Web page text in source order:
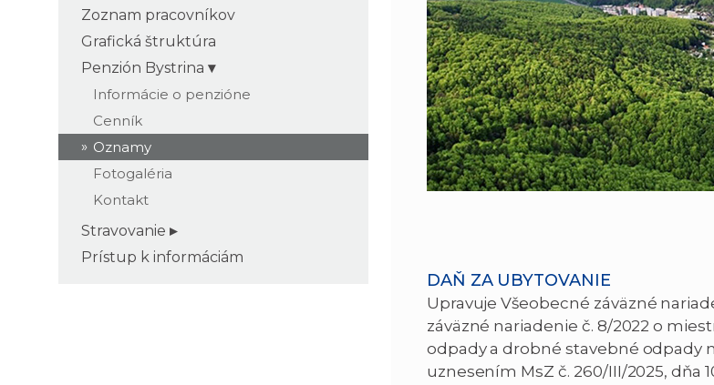
Zoznam pracovníkov
Grafická štruktúra
Penzión Bystrina
Informácie o penzióne
Cenník
Oznamy
Fotogaléria
Kontakt
Stravovanie
Prístup k informáciám
DAŇ ZA UBYTOVANIE
Upravuje Všeobecné záväzné
záväzné nariadenie č. 8/2022 o
odpady a drobné stavebné odpady
uznesením MsZ č. 260/III/2025, dňa